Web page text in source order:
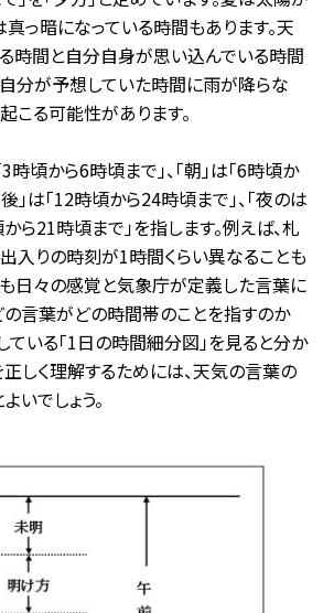
真っ暗になっている時間もあります。天
時間と自分自身が思い込んでいる時間
自分が予想していた時間に雨が降らな
こる可能性があります。
3時頃から6時頃まで」、「朝」は「6時頃か
」は「12時頃から24時頃まで」、「夜のは
ら21時頃まで」を指します。例えば、札
入りの時刻が1時間くらい異なることも
も日々の感覚と気象庁が定義した言葉に
の言葉がどの時間帯のことを指すのか
ている「1日の時間細分図」を見ると分か
正しく理解するためには、天気の言葉の
いでしょう。